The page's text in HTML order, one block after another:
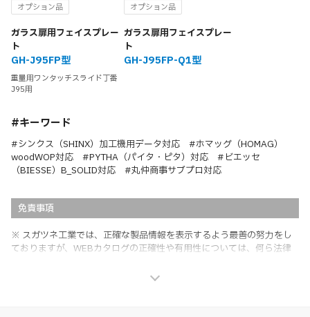
オプション品
ガラス扉用フェイスプレー
ト
GH-J95FP型
重量用ワンタッチスライド丁番
J95用
オプション品
ガラス扉用フェイスプレー
ト
GH-J95FP-Q1型
#キーワード
#シンクス（SHINX）加工機用データ対応 #ホマッグ（HOMAG）
woodWOP対応 #PYTHA（パイタ・ピタ）対応 #ビエッセ
（BIESSE）B_SOLID対応 #丸仲商事サブプロ対応
免責事項
※ スガツネ工業では、正確な製品情報を表示するよう最善の努力をし
ておりますが、WEBカタログの正確性や有用性については、何ら法律